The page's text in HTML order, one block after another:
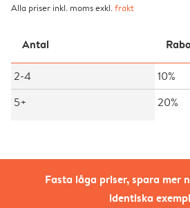
Fasta låga priser, spara mer
identiska
Alla priser inkl. moms exkl.frakt
Antal
2-4
10%
5+
20%